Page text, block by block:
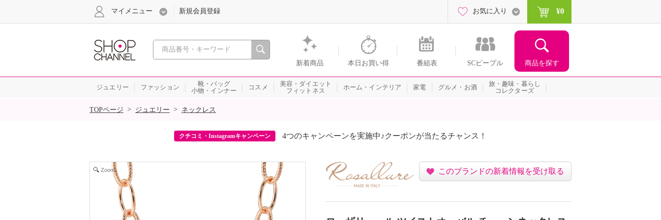
心おどる、瞬間を。通販・テレビショッピングのショップチャンネル
新着商品 本日お買い得 番組表 SCピープル 商品を探す
マイメニュー 新規会員登録 お気に入り ¥0
ジュエリー ファッション
靴・バッグ
小物・インナー
コスメ
美容・ダイエット
フィットネス
ホーム・インテリア 家電 グルメ・お酒
旅・趣味・暮らし
コレクターズ
SALE
TOPページ > ジュエリー > ネックレス
クチコミ・Instagramキャンペーン 4つのキャンペーンを実施中♪クーポンが当たるチャンス！
Zoom このブランドの新着情報を受け取る